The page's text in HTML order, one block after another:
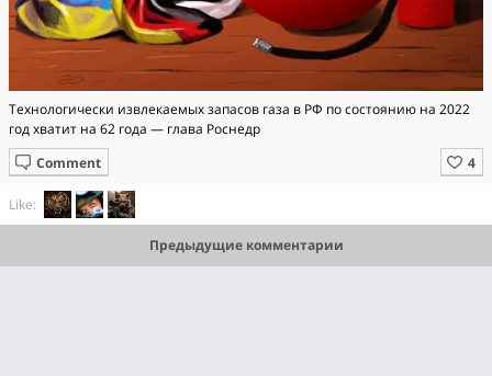
Технологически извлекаемых запасов газа в РФ по состоянию на 2022
год хватит на 62 года — глава Роснедр
Comment
Like:
Предыдущие комментарии